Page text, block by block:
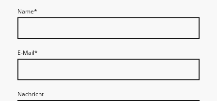
Name*
E-Mail*
Nachricht